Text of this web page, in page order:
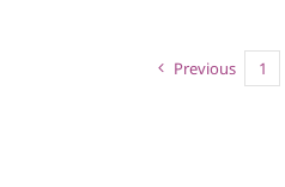
Previous 1